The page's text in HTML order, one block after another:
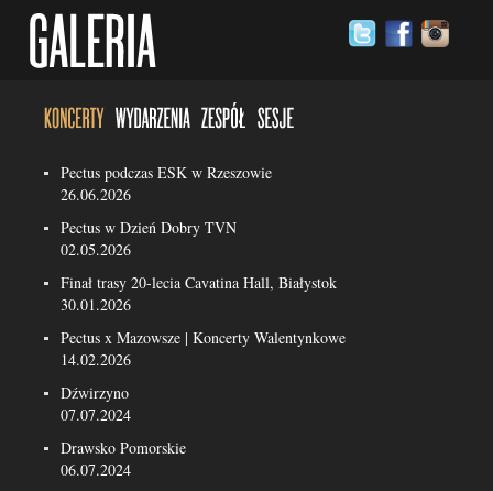
Pectus podczas ESK w Rzeszowie
26.06.2026
Pectus w Dzień Dobry TVN
02.05.2026
Finał trasy 20-lecia Cavatina Hall, Białystok
30.01.2026
Pectus x Mazowsze | Koncerty Walentynkowe
14.02.2026
Dźwirzyno
07.07.2024
Drawsko Pomorskie
06.07.2024